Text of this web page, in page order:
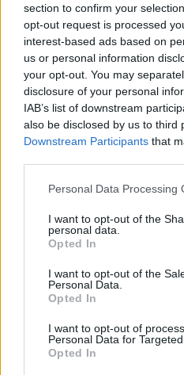
section to confirm your
opt-out request is processed
interest-based ads based on
us or personal information
your opt-out. You may
disclosure of your personal
IAB’s list of downstream
also be disclosed by us to third
Downstream Participants that
Please note that this website/
not limited to your visit or
grant or deny consent to
use your data for below
consent section.
Personal Data Processing
I want to opt-out of the
personal data.
Opted In
I want to opt-out of the
Personal Data.
Opted In
I want to opt-out of
Personal Data for Targeted
Opted In
Jahn Ferenc
fideszes havernek
Lmagazin•2017. február 07.
Egy ország emlékszik rá,
én egy öt napos holttestet
Ferenc Kórház kilencedik
forintot tesz zsebre. -Az